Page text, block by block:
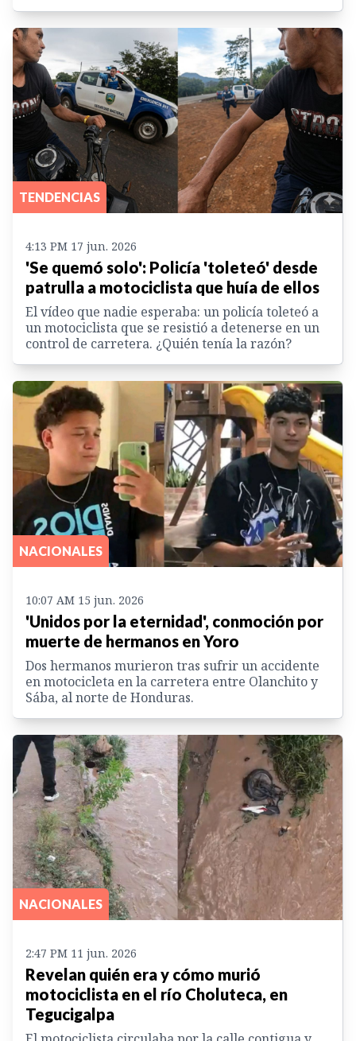
TENDENCIAS
4:13 PM 17 jun. 2026
'Se quemó solo': Policía 'toleteó' desde
patrulla a motociclista que huía de ellos
El vídeo que nadie esperaba: un policía toleteó a
un motociclista que se resistió a detenerse en un
control de carretera. ¿Quién tenía la razón?
NACIONALES
10:07 AM 15 jun. 2026
'Unidos por la eternidad', conmoción por
muerte de hermanos en Yoro
Dos hermanos murieron tras sufrir un accidente
en motocicleta en la carretera entre Olanchito y
Sába, al norte de Honduras.
NACIONALES
2:47 PM 11 jun. 2026
Revelan quién era y cómo murió
motociclista en el río Choluteca, en
Tegucigalpa